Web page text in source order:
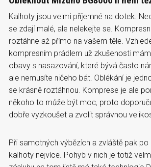
Kalhoty jsou velmi příjemné na dotek.
se zdají malé, ale nelekejte se.
roztáhne až přímo na vašem těle.
kompresním prádlem už zkušenosti
obavy s nasazování, které bývá často
ale nemusíte ničeho bát. Oblékání je
se krásně roztáhnou. Komprese je ale
někoho to může být moc, proto
dobře vyzkoušet a zvolit správnou
Při samotných výbězích a zvláště pak po
kalhoty nejvíce. Pohyb v nich je totiž